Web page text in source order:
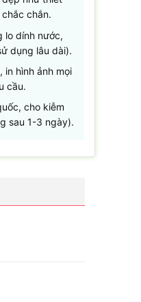
chắn.
lo dính nước,
dụng lâu dài).
in hình ảnh mọi
cầu.
cho kiễm
sau 1-3 ngày).